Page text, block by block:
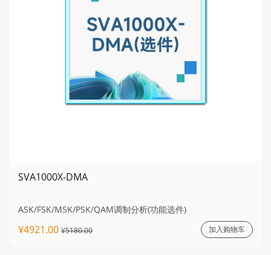
SVA1000X-DMA
ASK/FSK/MSK/PSK/QAM调制分析(功能选件)
¥4921.00 ¥5180.00 加入购物车